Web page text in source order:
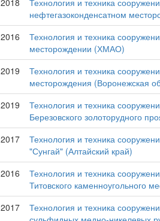
2018
Технология и техника
нефтегазоконденсатном
2016
Технология и техника
месторождении (ХМАО)
2019
Технология и техника
месторождения (Воронежская
2019
Технология и техника
Березовского золоторудного
2017
Технология и техника
"Сунгай" (Алтайский край)
2016
Технология и техника
Титовского каменноугольного
2017
Технология и техника